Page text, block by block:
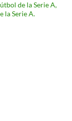
de la Serie A,
la Serie A.